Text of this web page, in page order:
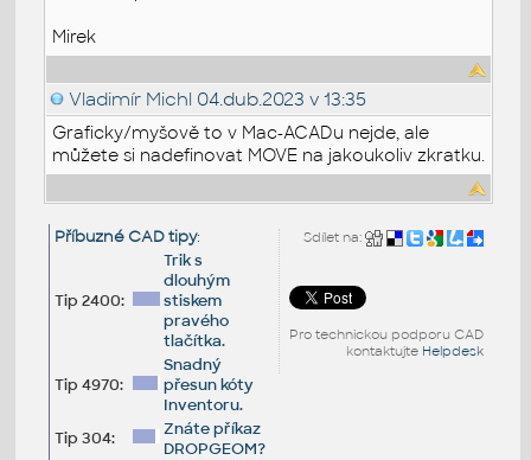
Mirek
Vladimír Michl 04.dub.2023 v 13:35
Graficky/myšově to v Mac-ACADu nejde, ale
můžete si nadefinovat MOVE na jakoukoliv zkratku.
Sdílet na:
Pro technickou podporu CAD
kontaktujte Helpdesk
Příbuzné CAD tipy:
Tip 2400:
Trik s
dlouhým
stiskem
pravého
tlačítka.
Tip 4970:
Snadný
přesun kóty
Inventoru.
Tip 304:
Znáte příkaz
DROPGEOM?